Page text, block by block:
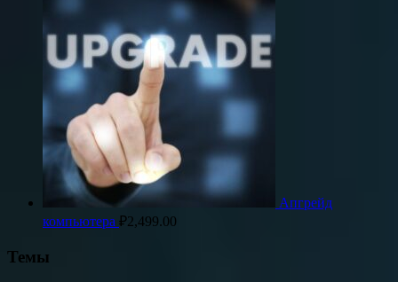
Апгрейд
компьютера ₽2,499.00
Темы